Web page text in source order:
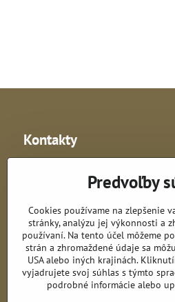
Kontakty
predajňa
+421 948 278 364
astik​@astik​.sk
obchod​@astik​.sk
Predvoľby
Cookies používame na zlepšenie
stránky, analýzu jej výkonnosti a
používaní. Na tento účel môžeme
strán a zhromaždené údaje sa
USA alebo iných krajinách.
vyjadrujete svoj súhlas s týmto
podrobné informácie alebo